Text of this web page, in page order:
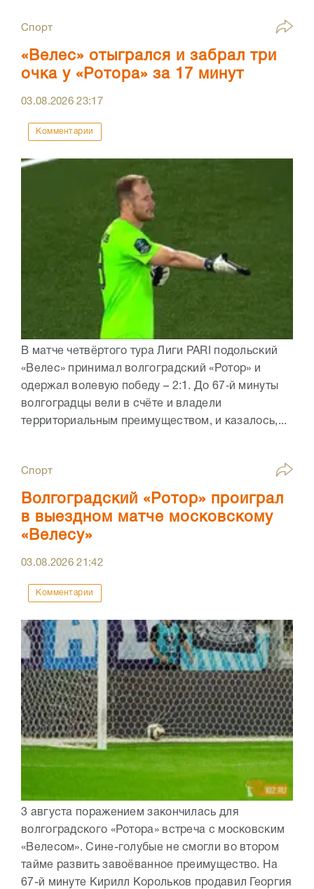
Спорт
«Велес» отыгрался и забрал три
очка у «Ротора» за 17 минут
03.08.202623:17
Комментарии
В матче четвёртого тура Лиги PARI подольский
«Велес» принимал волгоградский «Ротор» и
одержал волевую победу – 2:1. До 67‑й минуты
волгоградцы вели в счёте и владели
территориальным преимуществом, и казалось,...
Спорт
Волгоградский «Ротор» проиграл
в выездном матче московскому
«Велесу»
03.08.202621:42
Комментарии
3 августа поражением закончилась для
волгоградского «Ротора» встреча с московским
«Велесом». Сине-голубые не смогли во втором
тайме развить завоёванное преимущество. На
67-й минуте Кирилл Корольков продавил Георгия